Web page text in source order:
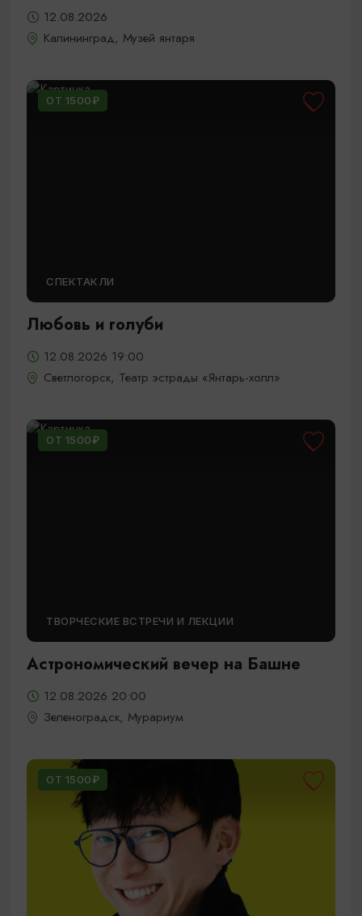
12.08.2026
Калининград, Музей янтаря
ОТ 1500₽
СПЕКТАКЛИ
Любовь и голуби
12.08.2026 19:00
Светлогорск, Театр эстрады «Янтарь-холл»
ОТ 1500₽
ТВОРЧЕСКИЕ ВСТРЕЧИ И ЛЕКЦИИ
Астрономический вечер на Башне
12.08.2026 20:00
Зеленоградск, Мурариум
ОТ 1500₽